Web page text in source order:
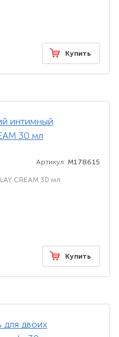
Купить
Артикул: M178615
CREAM 30 мл
Купить